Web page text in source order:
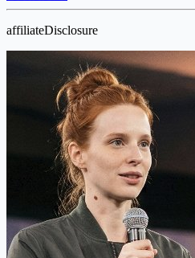
affiliateDisclosure